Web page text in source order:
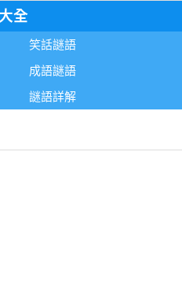
全
笑話謎語
成語謎語
謎語詳解